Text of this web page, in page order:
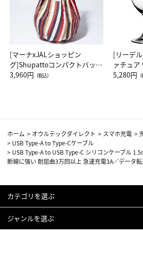
[マーナxJALショッピン
グ]Shupattoコンパクトバッグ
Drop JAL客室乗務員（LC）ス
3,960円 （税込）
[リーデ
ァチュア
ト（レッ
5,280円
ホーム > オウルテックダイレクト > スマホ充電 >
> USB Type-A to Type-Cケーブル
> USB Type-A to USB Type-C シリコンケーブル
断線に強い 耐屈曲3万回以上 急速充電3A／データ
カテゴリを選ぶ
ジャンルを選ぶ